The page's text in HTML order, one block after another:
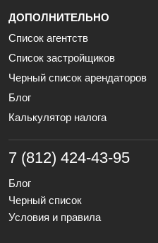
ДОПОЛНИТЕЛЬНО
Список агентств
Список застройщиков
Черный список арендаторов
Блог
Калькулятор налога
7 (812) 424-43-95
Блог
Черный список
Условия и правила